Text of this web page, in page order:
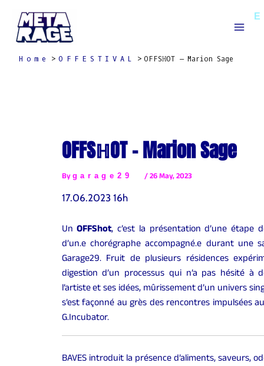
content
Home OFFESTIVAL OFFSℍOT – Marion Sage
OFFSℍOT – Marion Sage
By garage29 / 26 May, 2023
17.06.2023 16h
UnOFFShot, c’est la présentation d’une étape
d’un.e chorégraphe accompagné.e durant une
Garage29. Fruit de plusieurs résidences
digestion d’un processus qui n’a pas hésité à
l’artiste et ses idées, mûrissement d’un univers
s’est façonné au grès des rencontres impulsées
G.Incubator.
BAVES introduit la présence d’aliments, saveurs,